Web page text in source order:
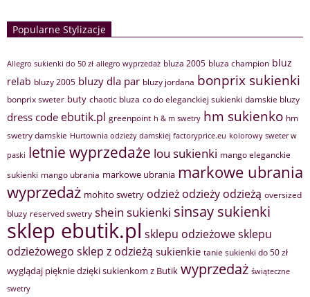
Popularne Stylizacje
Allegro sukienki do 50 zł allegro wyprzedaż bluza 2005 bluza champion bluz
relab bluzy 2005 bluzy dla par bluzy jordana bonprix sukienki
bonprix sweter buty chaotic bluza co do eleganckiej sukienki damskie bluzy
dress code ebutik.pl greenpoint h & m swetry hm sukienko hm
swetry damskie Hurtownia odzieży damskiej factoryprice.eu kolorowy sweter w
paski letnie wyprzedaże lou sukienki mango eleganckie
sukienki mango ubrania markowe ubrania markowe ubrania
wyprzedaż mohito swetry odzież odzieży odzieżą oversized
bluzy reserved swetry shein sukienki sinsay sukienki
sklep ebutik.pl sklepu odzieżowesklepu
odzieżowego sklep z odzieżą sukienkie tanie sukienki do 50 zł
wyglądaj pięknie dzięki sukienkom z Butik wyprzedaż świąteczne
swetry